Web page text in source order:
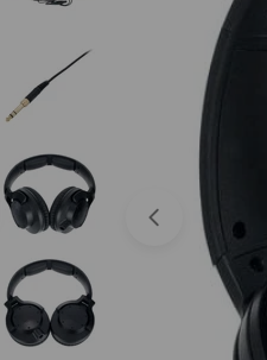
Abrir medios 0